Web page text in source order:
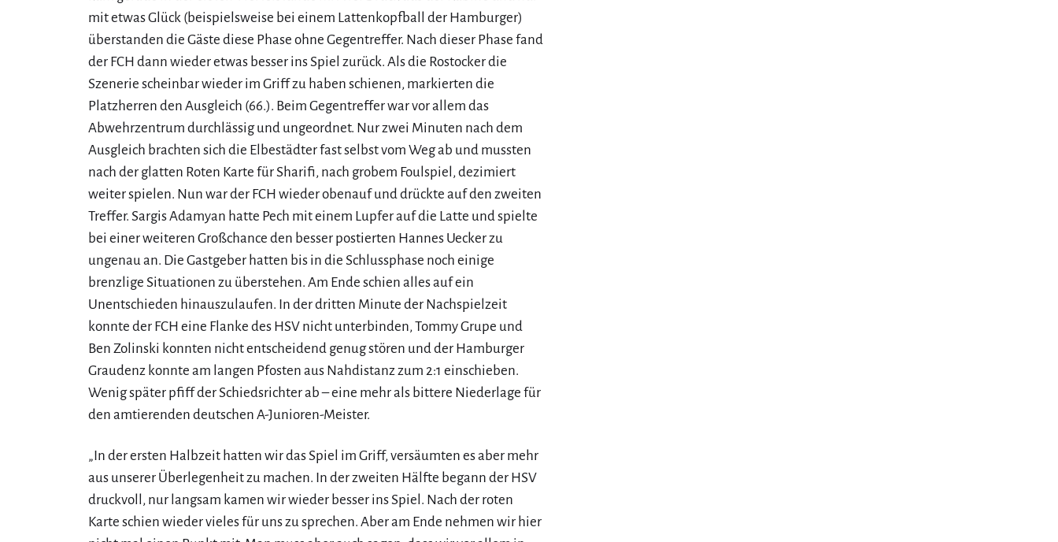
mit etwas Glück (beispielsweise bei einem Lattenkopfball der Hamburger)
überstanden die Gäste diese Phase ohne Gegentreffer. Nach dieser Phase fand
der FCH dann wieder etwas besser ins Spiel zurück. Als die Rostocker die
Szenerie scheinbar wieder im Griff zu haben schienen, markierten die
Platzherren den Ausgleich (66.). Beim Gegentreffer war vor allem das
Abwehrzentrum durchlässig und ungeordnet. Nur zwei Minuten nach dem
Ausgleich brachten sich die Elbestädter fast selbst vom Weg ab und mussten
nach der glatten Roten Karte für Sharifi, nach grobem Foulspiel, dezimiert
weiter spielen. Nun war der FCH wieder obenauf und drückte auf den zweiten
Treffer. Sargis Adamyan hatte Pech mit einem Lupfer auf die Latte und spielte
bei einer weiteren Großchance den besser postierten Hannes Uecker zu
ungenau an. Die Gastgeber hatten bis in die Schlussphase noch einige
brenzlige Situationen zu überstehen. Am Ende schien alles auf ein
Unentschieden hinauszulaufen. In der dritten Minute der Nachspielzeit
konnte der FCH eine Flanke des HSV nicht unterbinden, Tommy Grupe und
Ben Zolinski konnten nicht entscheidend genug stören und der Hamburger
Graudenz konnte am langen Pfosten aus Nahdistanz zum 2:1 einschieben.
Wenig später pfiff der Schiedsrichter ab – eine mehr als bittere Niederlage für
den amtierenden deutschen A-Junioren-Meister.
„In der ersten Halbzeit hatten wir das Spiel im Griff, versäumten es aber mehr
aus unserer Überlegenheit zu machen. In der zweiten Hälfte begann der HSV
druckvoll, nur langsam kamen wir wieder besser ins Spiel. Nach der roten
Karte schien wieder vieles für uns zu sprechen. Aber am Ende nehmen wir hier